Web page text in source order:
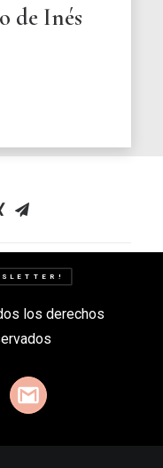
de Inés
los derechos